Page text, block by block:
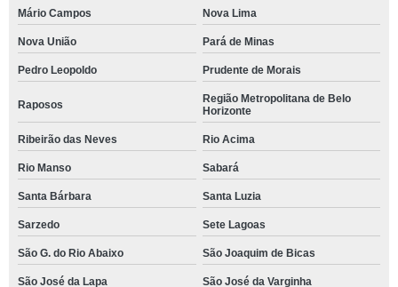
Mário Campos Nova Lima
Nova União Pará de Minas
Pedro Leopoldo Prudente de Morais
Raposos
Região Metropolitana de Belo
Horizonte
Ribeirão das Neves Rio Acima
Rio Manso Sabará
Santa Bárbara Santa Luzia
Sarzedo Sete Lagoas
São G. do Rio Abaixo São Joaquim de Bicas
São José da Lapa São José da Varginha